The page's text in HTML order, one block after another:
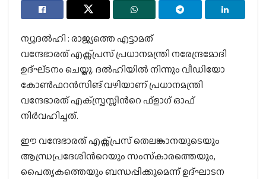
ന്യൂദല്‍ഹി : രാജ്യത്തെ എട്ടാമത്
വന്ദേഭാരത് എക്സ്പ്രസ് പ്രധാനമന്ത്രി നരേന്ദ്രമോദി
ഉദ്ഘ്ടനം ചെയ്തു. ദല്‍ഹിയില്‍ നിന്നും വീഡിയോ
കോണ്‍ഫറന്‍സിങ് വഴിയാണ് പ്രധാനമന്ത്രി
വന്ദേഭാരത് എക്‌സ്പ്രസ്സിന്‍റെ ഫ്‌ളാഗ് ഓഫ്
നിര്‍വഹിച്ചത്.
ഈ വന്ദേഭാരത് എക്സ്പ്രസ് തെലങ്കാനയുടെയും
ആന്ധ്രപ്രദേശിന്‍റെയും സംസ്‌കാരത്തെയും,
പൈതൃകത്തെയും ബന്ധപ്പിക്കുമെന്ന് ഉദ്ഘാടന